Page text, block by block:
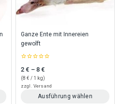
auf
der
gewählt
werden
Ganze Ente mit Innereien
gewolft
out
of
5
2€ – 8€Preisspanne: 2 € bis 8 €
(8€ / 1 kg)
zzgl. Versand
Ausführung wählen